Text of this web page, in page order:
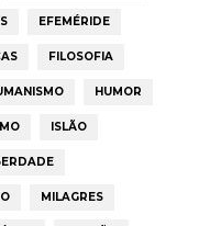
EFEMÉRIDE
FILOSOFIA
HUMOR
ISLÃO
MILAGRES